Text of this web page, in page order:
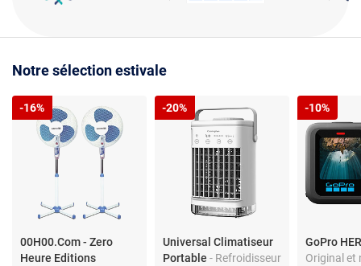
Notre sélection estivale
00H00.Com - Zero
Heure Editions
-16%
Universal Climatiseur
Portable- Refroidisseur
-20%
GoPro
Original et
-10%